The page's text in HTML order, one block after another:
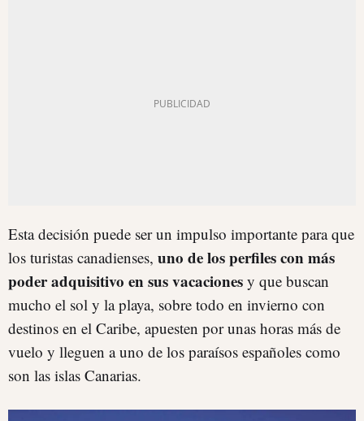
Esta decisión puede ser un impulso importante para que
los turistas canadienses, uno de los perfiles con más
poder adquisitivo en sus vacaciones y que buscan
mucho el sol y la playa, sobre todo en invierno con
destinos en el Caribe, apuesten por unas horas más de
vuelo y lleguen a uno de los paraísos españoles como
son las islas Canarias.